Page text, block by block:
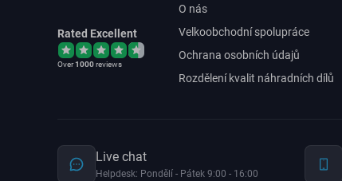
Rated Excellent
Over1000reviews
O nás
Velkoobchodní spolupráce
Ochrana osobních údajů
Rozdělení kvalit náhradních dílů
Live chat
Helpdesk: Pondělí - Pátek 9:00 - 16:00